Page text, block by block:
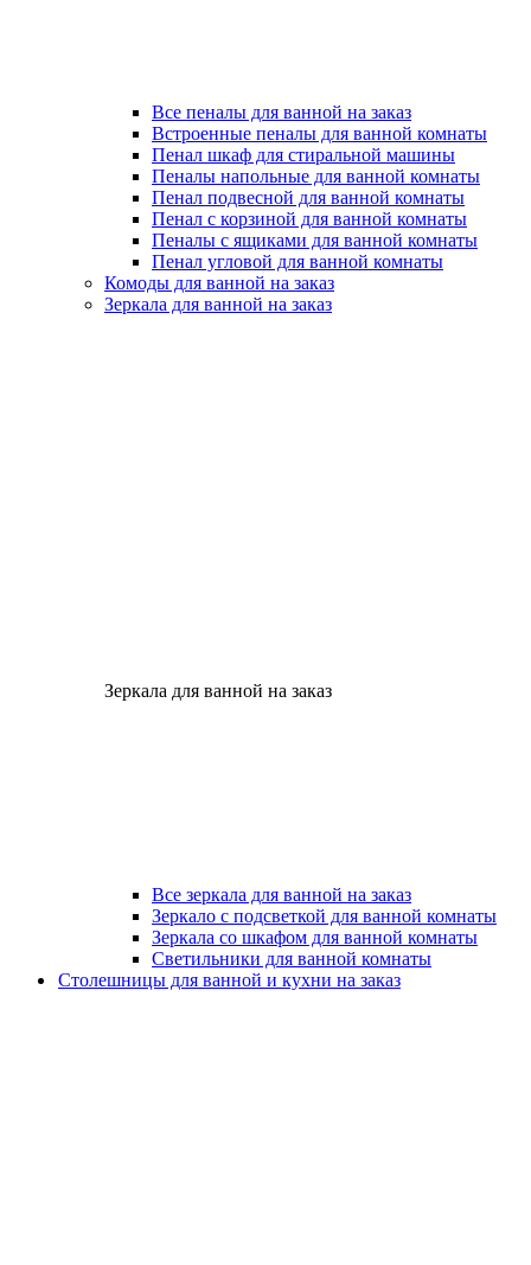
Все пеналы для ванной на заказ
Встроенные пеналы для ванной комнаты
Пенал шкаф для стиральной машины
Пеналы напольные для ванной комнаты
Пенал подвесной для ванной комнаты
Пенал с корзиной для ванной комнаты
Пеналы с ящиками для ванной комнаты
Пенал угловой для ванной комнаты
Комоды для ванной на заказ
Зеркала для ванной на заказ
Зеркала для ванной на заказ
Все зеркала для ванной на заказ
Зеркало с подсветкой для ванной комнаты
Зеркала со шкафом для ванной комнаты
Светильники для ванной комнаты
Столешницы для ванной и кухни на заказ